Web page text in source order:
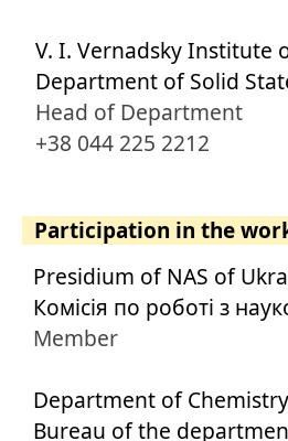
V. I. Vernadsky Institute
Department of Solid
Head of Department
+38 044 225 2212
Participation in the
Presidium of NAS of
Комісія по роботі з
Member
Department of Chemistry
Bureau of the